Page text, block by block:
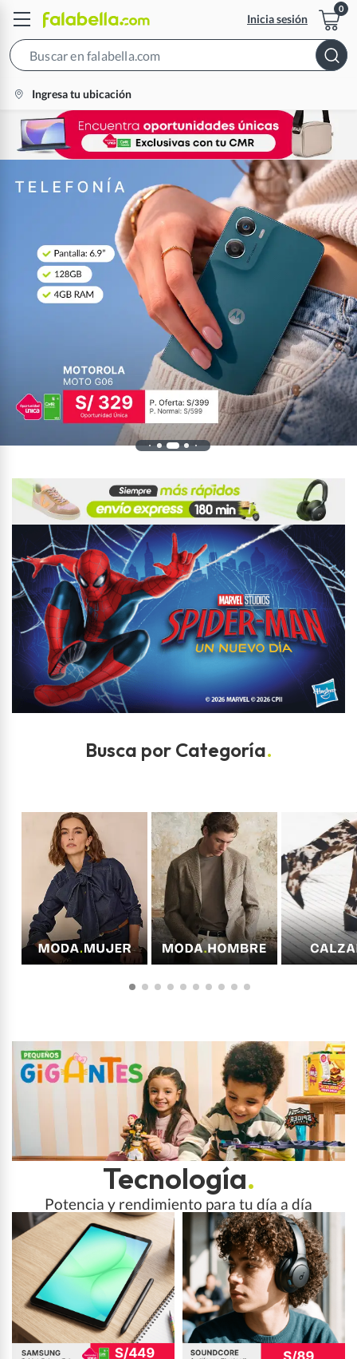
Inicia sesión
location-
Ingresa tu ubicación
Busca por Categoría.
Tecnología.
Potencia y rendimiento para tu día a día